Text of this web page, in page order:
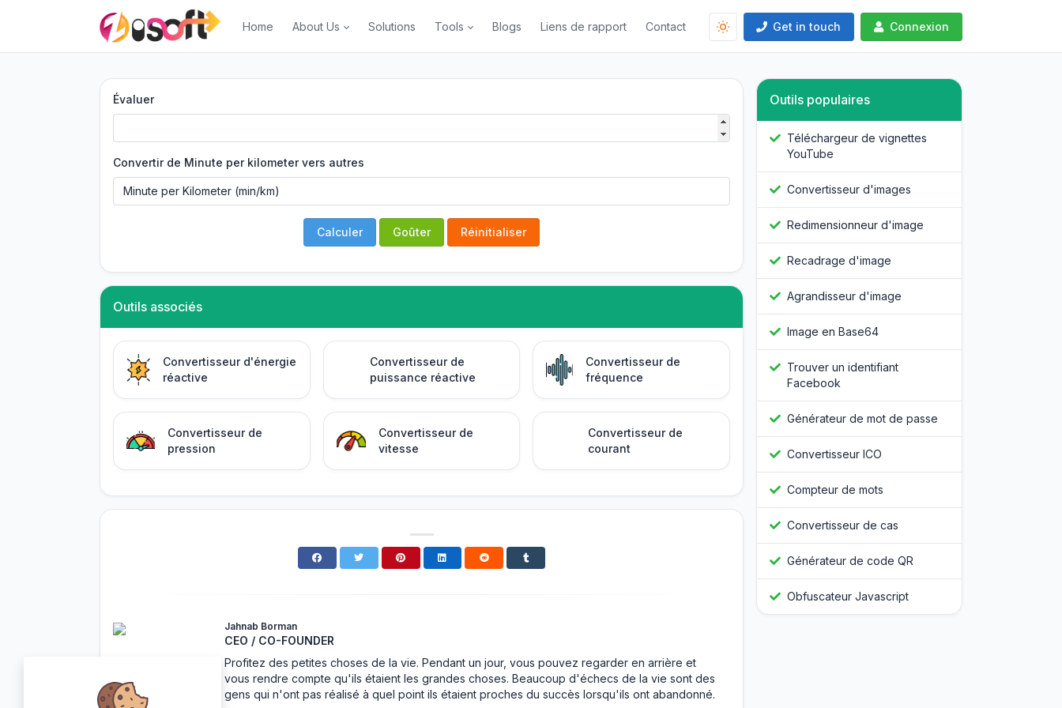
Get in touch Connexion
Home About Us Solutions Tools Blogs Liens de rapport Contact
Évaluer
Convertir de Minute per kilometer vers autres
Calculer Goûter Réinitialiser
Outils associés
Convertisseur d'énergie
réactive
Convertisseur de
puissance réactive
Convertisseur de
fréquence
Convertisseur de
pression
Convertisseur de
vitesse
Convertisseur de
courant
Jahnab Borman
CEO / CO-FOUNDER
Profitez des petites choses de la vie. Pendant un jour, vous pouvez regarder en arrière et
vous rendre compte qu'ils étaient les grandes choses. Beaucoup d'échecs de la vie sont des
gens qui n'ont pas réalisé à quel point ils étaient proches du succès lorsqu'ils ont abandonné.
Outils populaires
Téléchargeur de vignettes
YouTube
Convertisseur d'images
Redimensionneur d'image
Recadrage d'image
Agrandisseur d'image
Image en Base64
Trouver un identifiant
Facebook
Générateur de mot de passe
Convertisseur ICO
Compteur de mots
Convertisseur de cas
Générateur de code QR
Obfuscateur Javascript